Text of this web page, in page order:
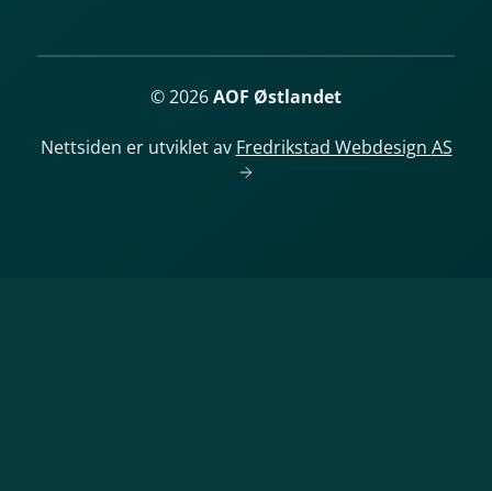
© 2026AOF Østlandet
Nettsiden er utviklet av Fredrikstad Webdesign AS